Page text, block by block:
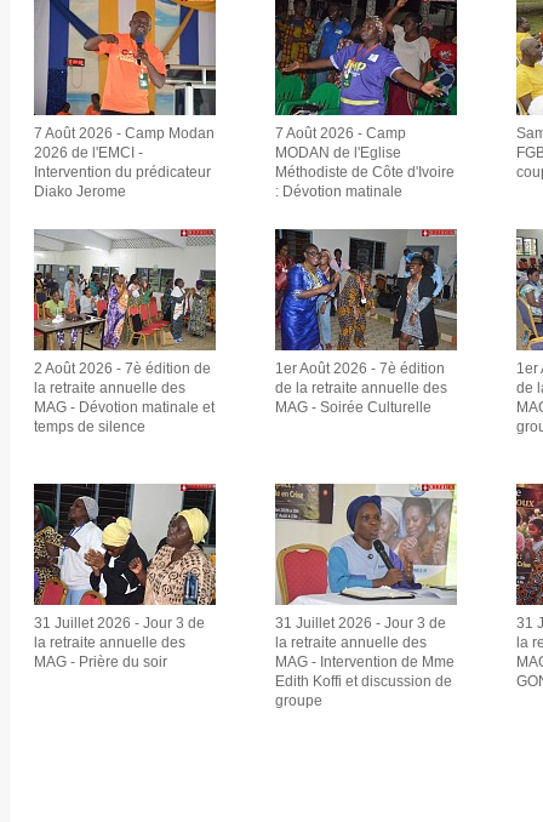
7 Août 2026 - Camp Modan
2026 de l'EMCI -
Intervention du prédicateur
Diako Jerome
7 Août 2026 - Camp
MODAN de l'Eglise
Méthodiste de Côte d'Ivoire
: Dévotion matinale
2 Août 2026 - 7è édition de
la retraite annuelle des
MAG - Dévotion matinale et
temps de silence
1er Août 2026 - 7è édition
de la retraite annuelle des
MAG - Soirée Culturelle
1er
de
31 Juillet 2026 - Jour 3 de
la retraite annuelle des
MAG - Prière du soir
31 Juillet 2026 - Jour 3 de
la retraite annuelle des
MAG - Intervention de Mme
Edith Koffi et discussion de
groupe
31
la